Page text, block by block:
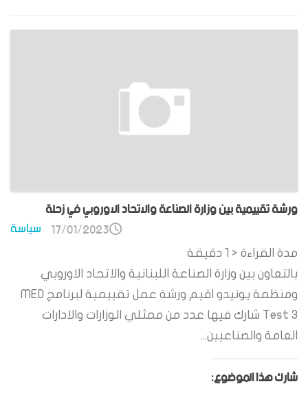
ورشة تقييمية بين وزارة الصناعة والاتحاد الاوروبي في زحلة
سياسة 17/01/2023
مدة القراءة < 1
دقيقة
بالتعاون بين وزارة الصناعة اللبنانية والاتحاد الاوروبي
ومنظمة يونيدو اقيم ورشة عمل تقييمية لبرنامج MED
Test 3 شارك فيها عدد من ممثلي الوزارات والادارات
العامة والصناعيين...
شارك هذا الموضوع: